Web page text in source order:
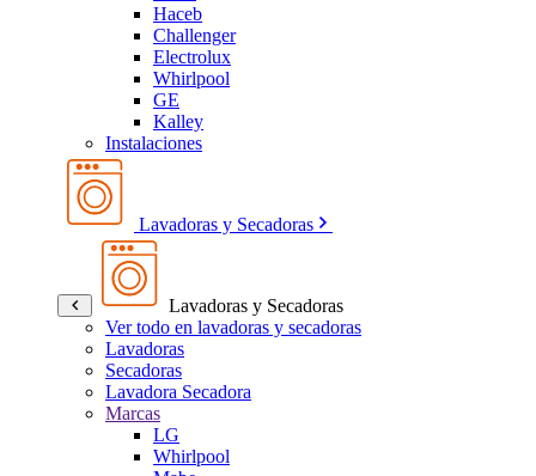
Haceb
Challenger
Electrolux
Whirlpool
GE
Kalley
Instalaciones
Lavadoras y Secadoras
Lavadoras y Secadoras
Ver todo en lavadoras y secadoras
Lavadoras
Secadoras
Lavadora Secadora
Marcas
LG
Whirlpool